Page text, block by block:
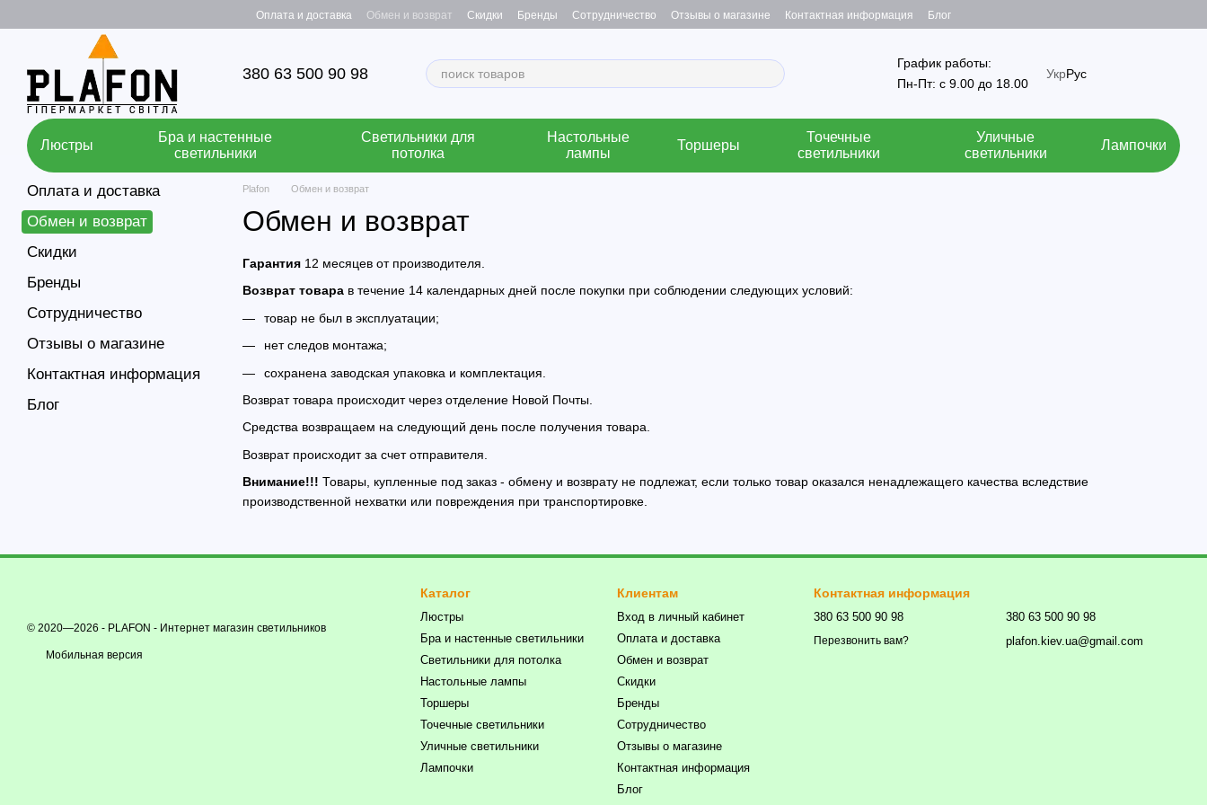
Оплата и доставка Обмен и возврат Скидки Бренды Сотрудничество Отзывы о магазине Контактная информация Блог
380 63 500 90 98
График работы:
Пн-Пт: с 9.00 до 18.00
УкрРус
Люстры
Бра и настенные
светильники
Светильники для
потолка
Настольные
лампы
Торшеры
Точечные
светильники
Уличные
светильники
Лампочки
Plafon Обмен и возврат
Обмен и возврат
Гарантия 12 месяцев от производителя.
Возврат товара в течение 14 календарных дней после покупки при соблюдении следующих условий:
товар не был в эксплуатации;
нет следов монтажа;
сохранена заводская упаковка и комплектация.
Возврат товара происходит через отделение Новой Почты.
Средства возвращаем на следующий день после получения товара.
Возврат происходит за счет отправителя.
Внимание!!! Товары, купленные под заказ - обмену и возврату не подлежат, если только товар оказался ненадлежащего качества вследствие
производственной нехватки или повреждения при транспортировке.
Оплата и доставка
Обмен и возврат
Скидки
Бренды
Сотрудничество
Отзывы о магазине
Контактная информация
Блог
© 2020—2026 - PLAFON - Интернет магазин светильников
Мобильная версия
Каталог
Люстры
Бра и настенные светильники
Светильники для потолка
Настольные лампы
Торшеры
Точечные светильники
Уличные светильники
Лампочки
Клиентам
Вход в личный кабинет
Оплата и доставка
Обмен и возврат
Скидки
Бренды
Сотрудничество
Отзывы о магазине
Контактная информация
Блог
Контактная информация
380 63 500 90 98
Перезвонить вам?
380 63 500 90 98
plafon.kiev.ua@gmail.com